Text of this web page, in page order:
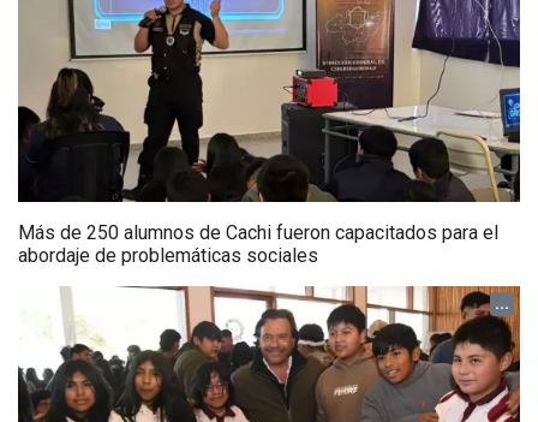
Más de 250 alumnos de Cachi fueron capacitados para el
abordaje de problemáticas sociales
...